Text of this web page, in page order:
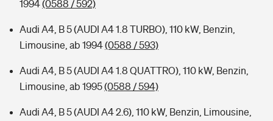
Kinderunfall-Check: Mehr Sicherheit für deine Kids
Typklassen: So ist Ihr Auto eingestuft
Sie haben Fragen?
1994(0588 / 592)
Audi A4, B 5 (AUDI A4 1.8 TURBO), 110 kW, Benzin,
Limousine, ab 1994(0588 / 593)
Audi A4, B 5 (AUDI A4 1.8 QUATTRO), 110 kW, Benzin,
Limousine, ab 1995(0588 / 594)
Audi A4, B 5 (AUDI A4 2.6), 110 kW, Benzin, Limousine,